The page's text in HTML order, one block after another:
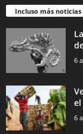
Incluso más noticias
6
6